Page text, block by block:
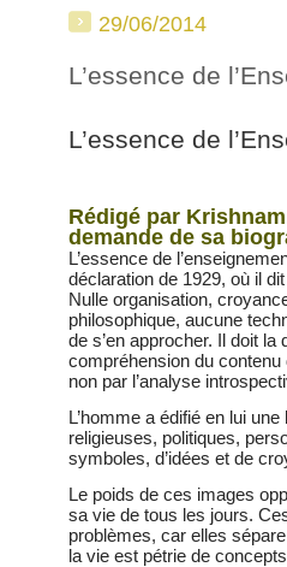
29/06/2014
L’essence de
L’essence de
Rédigé par
demande de sa
L’essence de
déclaration de 1929, où il
Nulle organisation,
philosophique, aucune
de s’en approcher. Il doit
compréhension du contenu
non par l’analyse
L’homme a édifié en lui
religieuses, politiques,
symboles, d’idées et de
Le poids de ces images
sa vie de tous les jours.
problèmes, car elles
la vie est pétrie de